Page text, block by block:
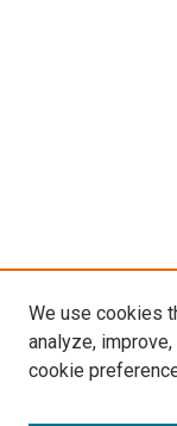
We use cookies
analyze,
cookie